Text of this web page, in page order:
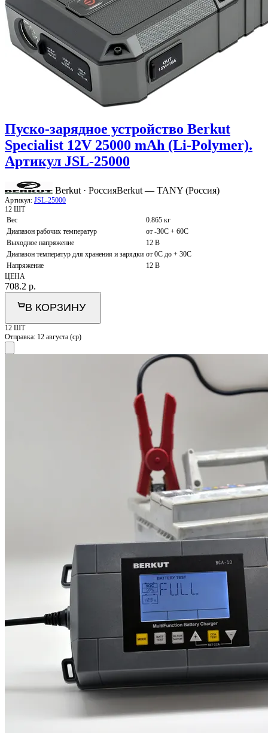
Пуско-зарядное устройство Berkut
Specialist 12V 25000 mAh (Li-Polymer).
Артикул JSL-25000
Berkut · РоссияBerkut — TANY (Россия)
Артикул: JSL-25000
12 ШТ
Вес
0.865 кг
Диапазон рабочих температур
от -30С + 60С
Выходное напряжение
12 В
Диапазон температур для хранения и зарядки от 0С до + 30С
Напряжение
12 В
ЦЕНА
708.2 р.
В КОРЗИНУ
12 ШТ
Отправка: 12 августа (ср)